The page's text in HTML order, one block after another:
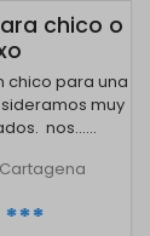
chico o
chico para una
muy
nos......
Cartagena
***